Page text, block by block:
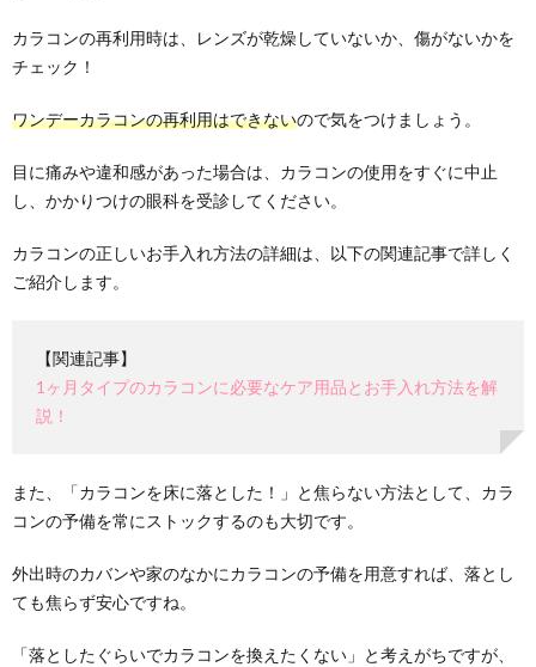
カラコンの再利用時は、レンズが乾燥していないか、傷がないかを
チェック！
ワンデーカラコンの再利用はできないので気をつけましょう。
目に痛みや違和感があった場合は、カラコンの使用をすぐに中止
し、かかりつけの眼科を受診してください。
カラコンの正しいお手入れ方法の詳細は、以下の関連記事で詳しく
ご紹介します。
【関連記事】
1ヶ月タイプのカラコンに必要なケア用品とお手入れ方法を解
説！
また、「カラコンを床に落とした！」と焦らない方法として、カラ
コンの予備を常にストックするのも大切です。
外出時のカバンや家のなかにカラコンの予備を用意すれば、落とし
ても焦らず安心ですね。
「落としたぐらいでカラコンを換えたくない」と考えがちですが、